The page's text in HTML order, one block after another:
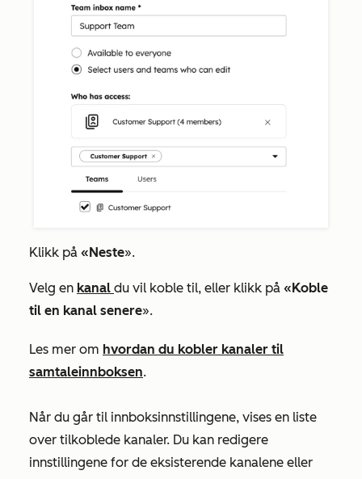
Klikk på «Neste».
Velg en kanal du vil koble til, eller klikk på «Koble
til en kanal senere».
Les mer om hvordan du kobler kanaler til
samtaleinnboksen.
Når du går til innboksinnstillingene, vises en liste
over tilkoblede kanaler. Du kan redigere
innstillingene for de eksisterende kanalene eller